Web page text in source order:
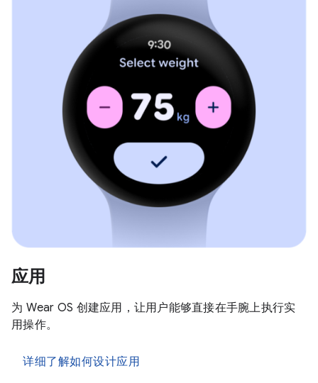
应用
为 Wear OS 创建应用，让用户能够直接在手腕上执行实
用操作。
详细了解如何设计应用